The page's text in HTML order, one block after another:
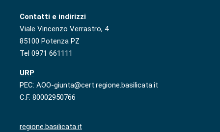
Contatti e indirizzi
Viale Vincenzo Verrastro, 4
85100 Potenza PZ
Tel 0971 661111
URP
PEC: AOO-giunta@cert.regione.basilicata.it
C.F. 80002950766
regione.basilicata.it